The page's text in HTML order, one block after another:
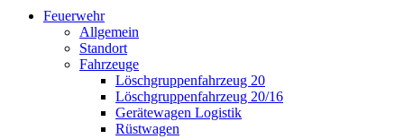
Feuerwehr
Allgemein
Standort
Fahrzeuge
Löschgruppen­fahrzeug 20
Lösch­gruppen­fahrzeug 20/16
Geräte­wagen Logistik
Rüst­wagen